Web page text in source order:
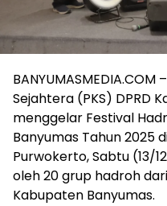
Sejahtera (PKS) DPRD
menggelar Festival
Banyumas Tahun 2025
Purwokerto, Sabtu (13/
oleh 20 grup hadroh
Kabupaten Banyumas.